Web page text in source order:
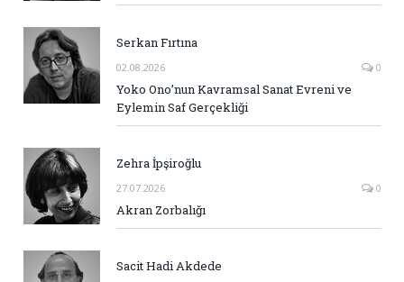
Serkan Fırtına
02.08.2026 0
Yoko Ono’nun Kavramsal Sanat Evreni ve
Eylemin Saf Gerçekliği
Zehra İpşiroğlu
27.07.2026 0
Akran Zorbalığı
Sacit Hadi Akdede